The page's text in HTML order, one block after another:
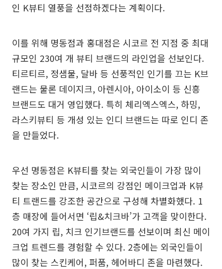
인 K뷰티 열풍을 선점하겠다는 계획이다.
이를 위해 명동점과 홍대점은 시코르 전 지점 중 최대
규모인 230여 개 뷰티 브랜드의 라인업을 선보인다.
티르티르, 정샘물, 달바 등 선풍적인 인기를 끄는 K브
랜드는 물론 데이지크, 아렌시아, 아이소이 등 신흥
브랜드도 대거 영입했다. 특히 체리엑스엑스, 하밍,
라스키뷰티 등 개성 있는 인디 브랜드는 따로 인디 존
을 만들었다.
우선 명동점은 K뷰티를 찾는 외국인들이 가장 많이
찾는 장소인 만큼, 시코르의 강점인 메이크업과 K뷰
티 트랜드를 강조한 공간으로 구성해 차별화했다. 1
층 매장에 들어서면 ‘립&치크바’가 고객을 맞이한다.
20여 가지 립, 치크 인기브랜드를 선보이며 최신 메이
크업 트렌드를 경험할 수 있다. 2층에는 외국인들이
많이 찾는 스킨케어, 퍼품, 헤어바디 존을 마련했다.